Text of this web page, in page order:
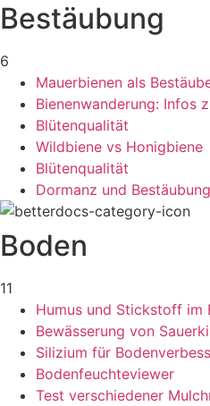
Bestäubung
6
Mauerbienen als
Bienenwanderung: Infos
Blütenqualität
Wildbiene vs Honigbiene
Blütenqualität
Dormanz und Bestäubung
Boden
11
Humus und Stickstoff im
Bewässerung von
Silizium für
Bodenfeuchteviewer
Test verschiedener